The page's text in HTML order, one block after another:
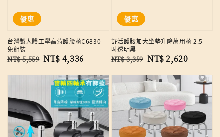
優惠
台灣製人體工學高背護腰椅C6830
免組裝
Regular
NT$ 5,559 Sale
NT$ 4,336
優惠
舒活護腰加大坐墊升降萬用椅 2.5
吋透明黑
Regular
NT$ 3,359 Sale
NT$ 2,620